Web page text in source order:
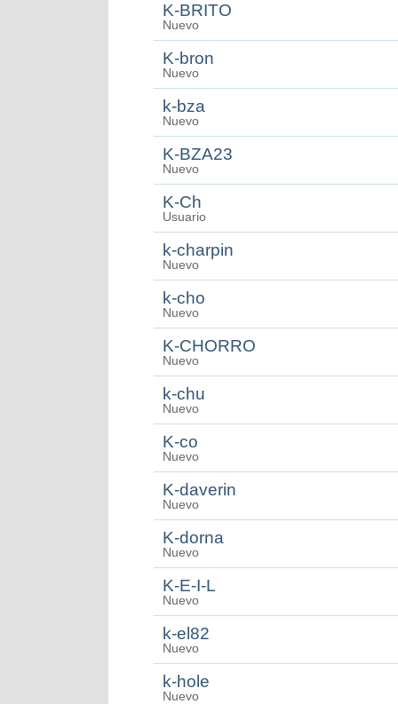
K-BRITO
Nuevo
K-bron
Nuevo
k-bza
Nuevo
K-BZA23
Nuevo
K-Ch
Usuario
k-charpin
Nuevo
k-cho
Nuevo
K-CHORRO
Nuevo
k-chu
Nuevo
K-co
Nuevo
K-daverin
Nuevo
K-dorna
Nuevo
K-E-I-L
Nuevo
k-el82
Nuevo
k-hole
Nuevo